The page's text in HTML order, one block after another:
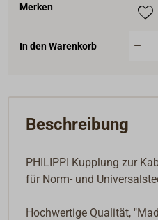
Merken
In den Warenkorb
Beschreibung
PHILIPPI Kupplung zur
für Norm- und
Hochwertige Qualität,